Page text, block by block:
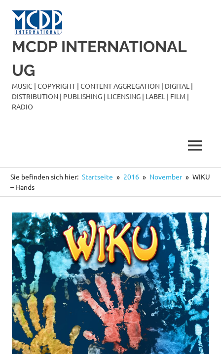
Inhalt
springen
MCDP INTERNATIONAL
UG
MUSIC | COPYRIGHT | CONTENT AGGREGATION | DIGITAL |
DISTRIBUTION | PUBLISHING | LICENSING | LABEL | FILM |
RADIO
MENÜ
Sie befinden sich hier: Startseite 2016 November
WIKU
– Hands